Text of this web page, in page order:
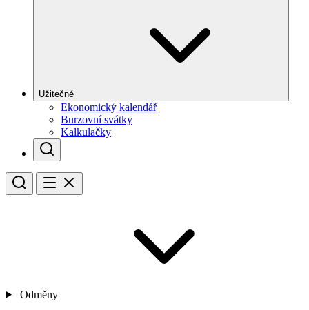
Užitečné
Ekonomický kalendář
Burzovní svátky
Kalkulačky
Odměny